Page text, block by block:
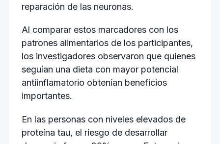
reparación de las neuronas.
Al comparar estos marcadores con los
patrones alimentarios de los participantes,
los investigadores observaron que quienes
seguían una dieta con mayor potencial
antiinflamatorio obtenían beneficios
importantes.
En las personas con niveles elevados de
proteína tau, el riesgo de desarrollar